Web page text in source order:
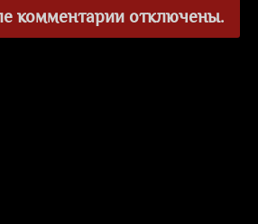
комментарии отключены.